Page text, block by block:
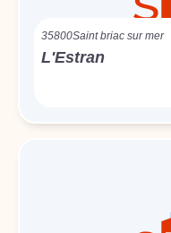
35800Saint briac sur mer
L'Estran